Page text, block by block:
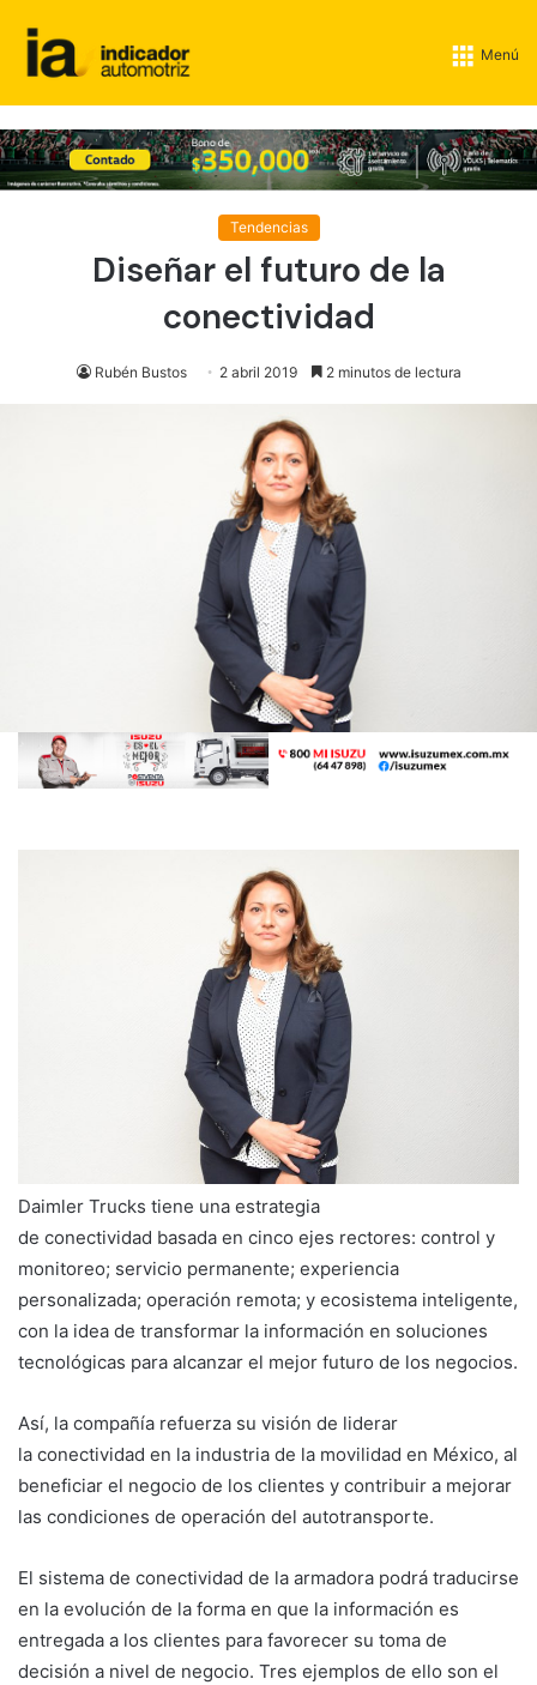
Menú
Tendencias
Diseñar el futuro de la
conectividad
Rubén Bustos 2 abril 2019 2 minutos de lectura
Daimler Trucks tiene una estrategia
de conectividad basada en cinco ejes rectores: control y
monitoreo; servicio permanente; experiencia
personalizada; operación remota; y ecosistema inteligente,
con la idea de transformar la información en soluciones
tecnológicas para alcanzar el mejor futuro de los negocios.
Así, la compañía refuerza su visión de liderar
la conectividad en la industria de la movilidad en México, al
beneficiar el negocio de los clientes y contribuir a mejorar
las condiciones de operación del autotransporte.
El sistema de conectividad de la armadora podrá traducirse
en la evolución de la forma en que la información es
entregada a los clientes para favorecer su toma de
decisión a nivel de negocio. Tres ejemplos de ello son el